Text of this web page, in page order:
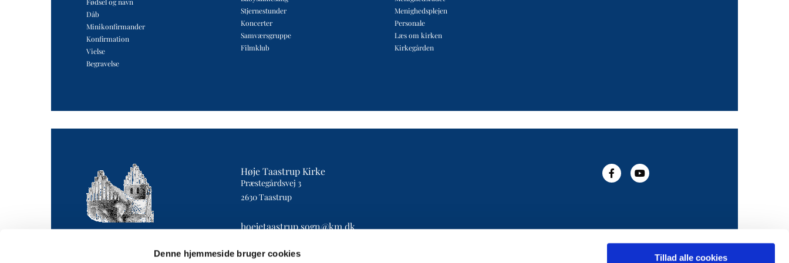
Denne hjemmeside bruger cookies Tillad alle cookies
Dåb
Minikonfirmander
Konfirmation
Vielse
Begravelse
Stjernestunder
Koncerter
Samværsgruppe
Filmklub
Menighedsplejen
Personale
Læs om kirken
Kirkegården
Høje Taastrup Kirke
Præstegårdsvej 3
2630 Taastrup
hoejetaastrup.sogn@km.dk